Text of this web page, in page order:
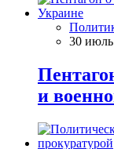
30
и